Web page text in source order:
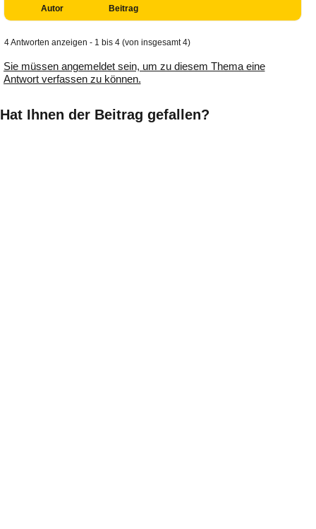
Autor Beitrag
4 Antworten anzeigen - 1 bis 4 (von insgesamt 4)
Sie müssen angemeldet sein, um zu diesem Thema eine
Antwort verfassen zu können.
Hat Ihnen der Beitrag gefallen?